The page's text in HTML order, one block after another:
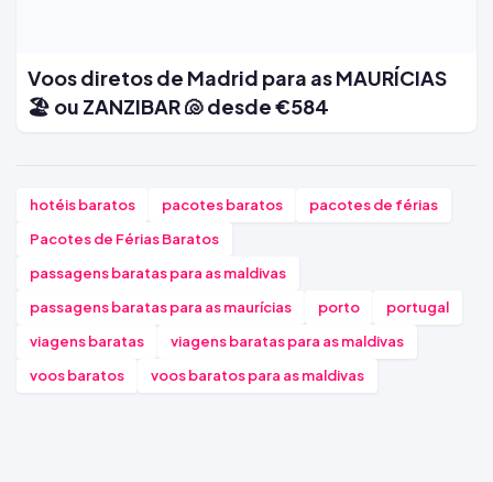
Voos diretos de Madrid para as MAURÍCIAS
🏖️ ou ZANZIBAR 🐚 desde €584
hotéis baratos pacotes baratos
pacotes de férias
Pacotes de Férias Baratos
passagens baratas para as maldivas
passagens baratas para as maurícias
porto
portugal
viagens baratas
viagens baratas para as maldivas
voos baratos
voos baratos para as maldivas